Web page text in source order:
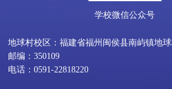
学校微信公众号
地球村校区：福建省福州闽侯县南屿镇地
邮编：350109
电话：0591-22818220